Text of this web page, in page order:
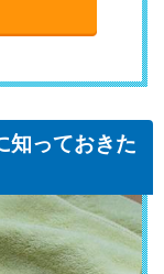
知っておきた